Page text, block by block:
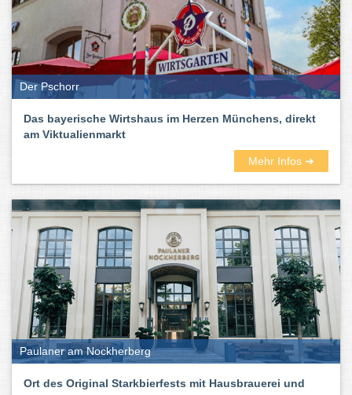
Der Pschorr
Das bayerische Wirtshaus im Herzen Münchens, direkt
am Viktualienmarkt
Mehr Infos ➜
Paulaner am Nockherberg
Ort des Original Starkbierfests mit Hausbrauerei und